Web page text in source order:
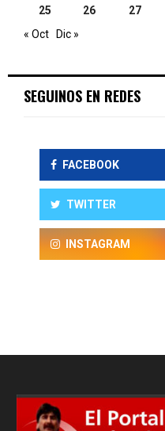
25 26 27
« Oct
Dic »
SEGUINOS EN REDES
FACEBOOK
TWITTER
INSTAGRAM